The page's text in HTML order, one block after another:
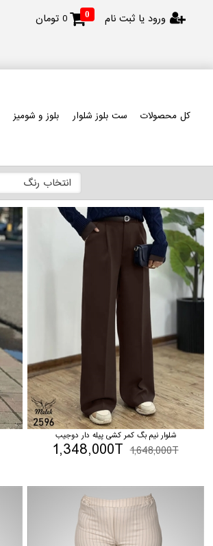
ورود یا ثبت نام 0
0 تومان
کل محصولات ست بلوز شلوار بلوز و شومیز
شلوار نیم بگ کمر کشی پیله دار دوجیب
1,648,000T
1,348,000T